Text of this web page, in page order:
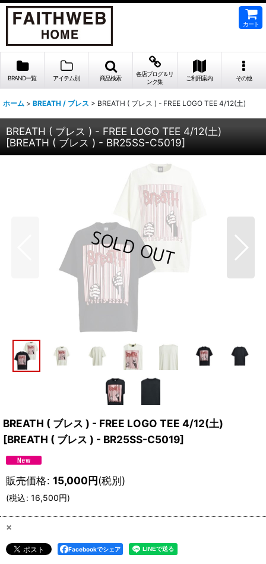
カート
BRAND一覧 アイテム別 商品検索
各店ブログ＆リ
ンク集
ご利用案内 その他
ホーム > BREATH / ブレス > BREATH ( ブレス ) - FREE LOGO TEE 4/12(土)
BREATH ( ブレス ) - FREE LOGO TEE 4/12(土)
[BREATH ( ブレス ) - BR25SS-C5019]
BREATH ( ブレス ) - FREE LOGO TEE 4/12(土)
[BREATH ( ブレス ) - BR25SS-C5019]
販売価格: 15,000円(税別)
(税込: 16,500円)
×
Facebookでシェア